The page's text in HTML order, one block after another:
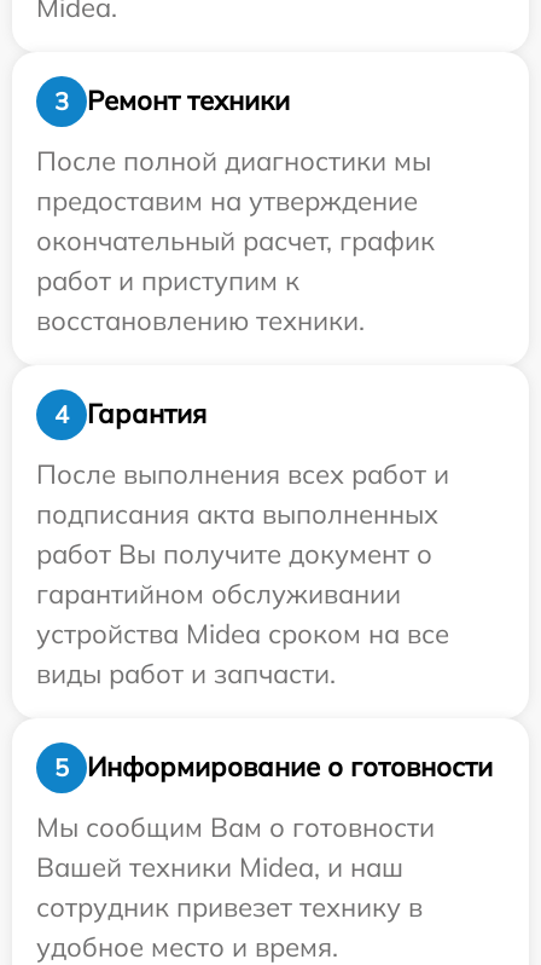
Midea.
3
Ремонт техники
После полной диагностики мы
предоставим на утверждение
окончательный расчет, график
работ и приступим к
восстановлению техники.
4
Гарантия
После выполнения всех работ и
подписания акта выполненных
работ Вы получите документ о
гарантийном обслуживании
устройства Midea сроком на все
виды работ и запчасти.
5
Информирование о готовности
Мы сообщим Вам о готовности
Вашей техники Midea, и наш
сотрудник привезет технику в
удобное место и время.